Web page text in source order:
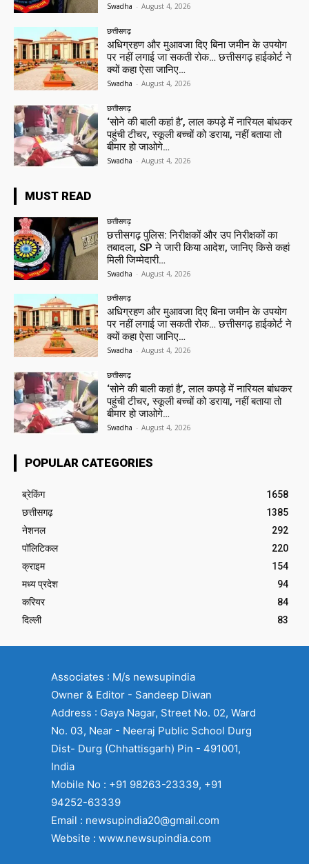
Swadha - August 4, 2026
छत्तीसगढ़
अधिग्रहण और मुआवजा दिए बिना जमीन के उपयोग
पर नहीं लगाई जा सकती रोक… छत्तीसगढ़ हाईकोर्ट ने
क्यों कहा ऐसा जानिए…
Swadha - August 4, 2026
छत्तीसगढ़
‘सोने की बाली कहां है’, लाल कपड़े में नारियल बांधकर
पहुंची टीचर, स्कूली बच्चों को डराया, नहीं बताया तो
बीमार हो जाओगे…
Swadha - August 4, 2026
MUST READ
छत्तीसगढ़
छत्तीसगढ़ पुलिस: निरीक्षकों और उप निरीक्षकों का
तबादला, SP ने जारी किया आदेश, जानिए किसे कहां
मिली जिम्मेदारी…
Swadha - August 4, 2026
छत्तीसगढ़
अधिग्रहण और मुआवजा दिए बिना जमीन के उपयोग
पर नहीं लगाई जा सकती रोक… छत्तीसगढ़ हाईकोर्ट ने
क्यों कहा ऐसा जानिए…
Swadha - August 4, 2026
छत्तीसगढ़
‘सोने की बाली कहां है’, लाल कपड़े में नारियल बांधकर
पहुंची टीचर, स्कूली बच्चों को डराया, नहीं बताया तो
बीमार हो जाओगे…
Swadha - August 4, 2026
POPULAR CATEGORIES
ब्रेकिंग
1658
छत्तीसगढ़
1385
नेशनल
292
पॉलिटिकल
220
क्राइम
154
मध्य प्रदेश
94
करियर
84
दिल्ली
83
Associates : M/s newsupindia
Owner & Editor - Sandeep Diwan
Address : Gaya Nagar, Street No. 02, Ward
No. 03, Near - Neeraj Public School Durg
Dist- Durg (Chhattisgarh) Pin - 491001,
India
Mobile No : +91 98263-23339, +91
94252-63339
Email : newsupindia20@gmail.com
Website : www.newsupindia.com